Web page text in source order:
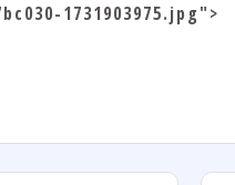
1731903975.jpg">